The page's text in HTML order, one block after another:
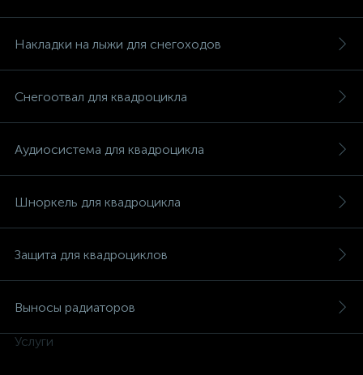
Накладки на лыжи для снегоходов
Снегоотвал для квадроцикла
Аудиосистема для квадроцикла
Шноркель для квадроцикла
Защита для квадроциклов
Выносы радиаторов
Услуги